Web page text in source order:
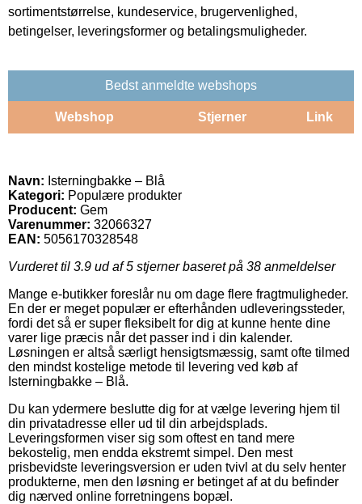
sortimentstørrelse, kundeservice, brugervenlighed,
betingelser, leveringsformer og betalingsmuligheder.
Bedst anmeldte webshops
Webshop Stjerner Link
Navn: Isterningbakke – Blå
Kategori: Populære produkter
Producent: Gem
Varenummer: 32066327
EAN: 5056170328548
Vurderet til 3.9 ud af 5 stjerner baseret på 38 anmeldelser
Mange e-butikker foreslår nu om dage flere fragtmuligheder.
En der er meget populær er efterhånden udleveringssteder,
fordi det så er super fleksibelt for dig at kunne hente dine
varer lige præcis når det passer ind i din kalender.
Løsningen er altså særligt hensigtsmæssig, samt ofte tilmed
den mindst kostelige metode til levering ved køb af
Isterningbakke – Blå.
Du kan ydermere beslutte dig for at vælge levering hjem til
din privatadresse eller ud til din arbejdsplads.
Leveringsformen viser sig som oftest en tand mere
bekostelig, men endda ekstremt simpel. Den mest
prisbevidste leveringsversion er uden tvivl at du selv henter
produkterne, men den løsning er betinget af at du befinder
dig nærved online forretningens bopæl.